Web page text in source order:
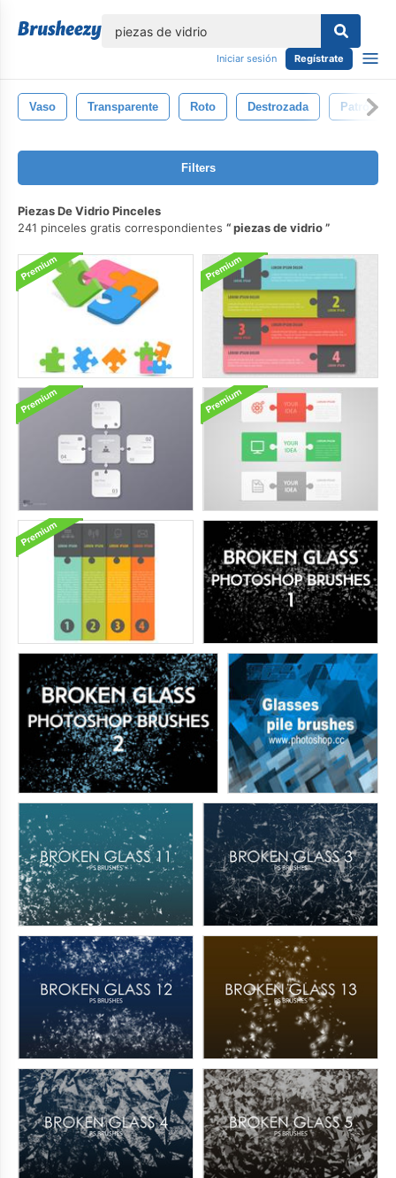
Iniciar sesión Regístrate
Vaso Transparente Roto Destrozada Patrón
Filters
Piezas De Vidrio Pinceles
241 pinceles gratis correspondientes
piezas de vidrio